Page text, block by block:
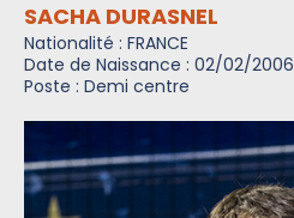
SACHA DURASNEL
Nationalité : FRANCE
Date de Naissance : 02/02/2006
Poste : Demi centre